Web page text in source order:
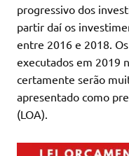
progressivo dos
partir daí os
entre 2016 e 2018.
executados em 2019
certamente serão
apresentado como
(LOA).